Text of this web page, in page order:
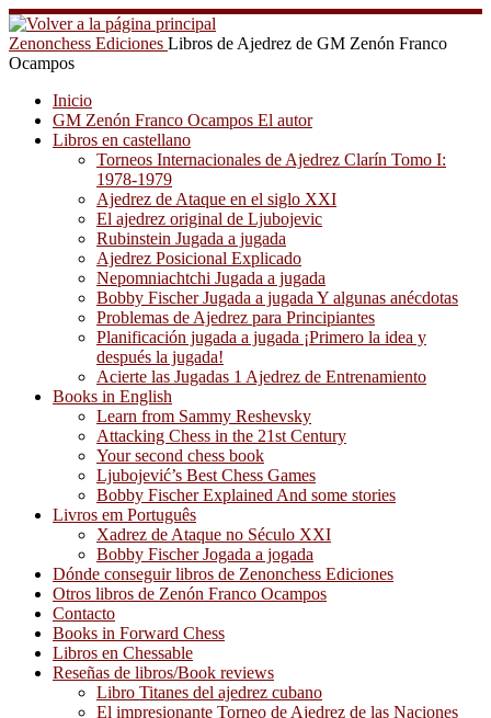
Saltar
al
contenido
Zenonchess Ediciones Libros de Ajedrez de GM Zenón Franco
Ocampos
Inicio
GM Zenón Franco Ocampos El autor
Libros en castellano
Torneos Internacionales de Ajedrez Clarín Tomo I:
1978-1979
Ajedrez de Ataque en el siglo XXI
El ajedrez original de Ljubojevic
Rubinstein Jugada a jugada
Ajedrez Posicional Explicado
Nepomniachtchi Jugada a jugada
Bobby Fischer Jugada a jugada Y algunas anécdotas
Problemas de Ajedrez para Principiantes
Planificación jugada a jugada ¡Primero la idea y
después la jugada!
Acierte las Jugadas 1 Ajedrez de Entrenamiento
Books in English
Learn from Sammy Reshevsky
Attacking Chess in the 21st Century
Your second chess book
Ljubojević’s Best Chess Games
Bobby Fischer Explained And some stories
Livros em Português
Xadrez de Ataque no Século XXI
Bobby Fischer Jogada a jogada
Dónde conseguir libros de Zenonchess Ediciones
Otros libros de Zenón Franco Ocampos
Contacto
Books in Forward Chess
Libros en Chessable
Reseñas de libros/Book reviews
Libro Titanes del ajedrez cubano
El impresionante Torneo de Ajedrez de las Naciones